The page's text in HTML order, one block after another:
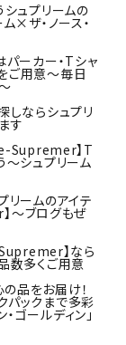
シュプリームの
×ザ・ノース・
ーカー・Тシャ
ご用意～毎日
しならシュプリ
す
Supremer】Т
～シュプリーム
リームのアイテ
～ブログもぜ
】なら
数多くご用意
品をお届け！
パックまで多彩
ゴールディン」